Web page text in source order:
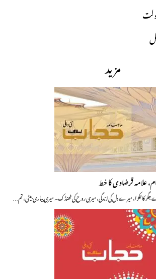
مزید
علامہ قرضاوی کا خط
جگر کا ٹکڑا، میرے دل کی زندگی، میری روح کی ٹھنڈک۔ میری پیاری بیٹی، تم…